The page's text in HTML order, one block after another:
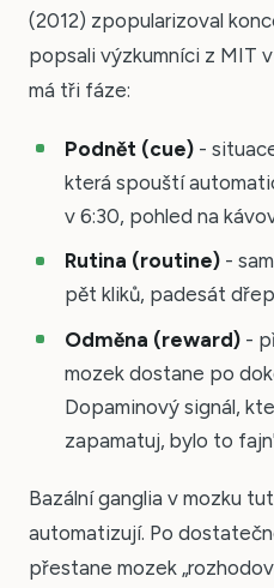
(2012) zpopularizoval
popsali výzkumníci z MIT
má tři fáze:
Podnět (cue)-
která spouští
v 6:30, pohled na
Rutina (routine)-
pět kliků, padesát
Odměna (reward)-
mozek dostane po
Dopaminový signál,
zapamatuj, bylo to
Bazální ganglia v mozku
automatizují. Po
přestane mozek